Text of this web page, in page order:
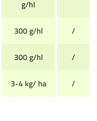
g/hl
300 g/hl /
300 g/hl /
3-4 kg/ ha /